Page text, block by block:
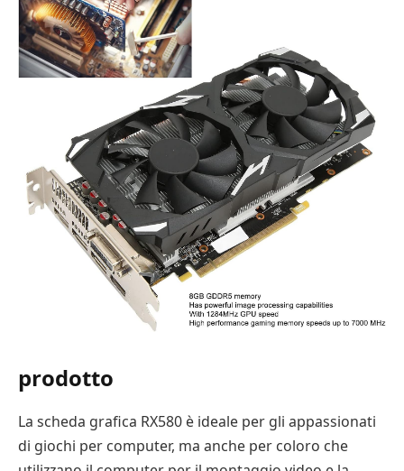
prodotto
La scheda grafica RX580 è ideale per gli appassionati
di giochi per computer, ma anche per coloro che